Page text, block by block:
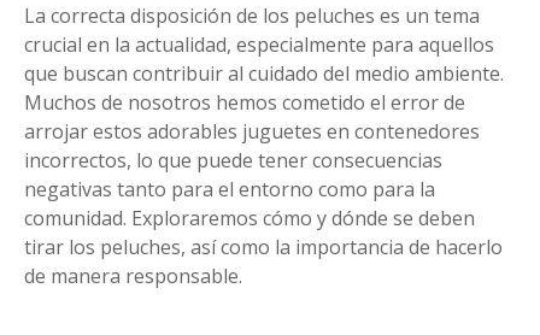
La correcta disposición de los peluches es un tema
crucial en la actualidad, especialmente para aquellos
que buscan contribuir al cuidado del medio ambiente.
Muchos de nosotros hemos cometido el error de
arrojar estos adorables juguetes en contenedores
incorrectos, lo que puede tener consecuencias
negativas tanto para el entorno como para la
comunidad. Exploraremos cómo y dónde se deben
tirar los peluches, así como la importancia de hacerlo
de manera responsable.